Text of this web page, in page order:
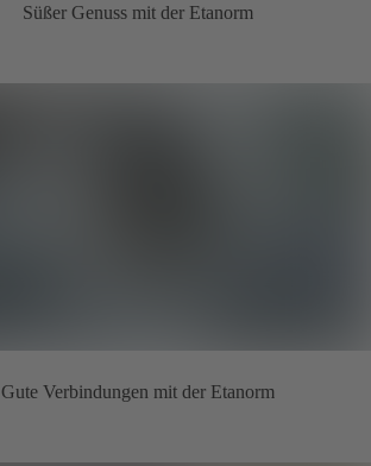
Süßer Genuss mit der Etanorm
Gute Verbindungen mit der Etanorm